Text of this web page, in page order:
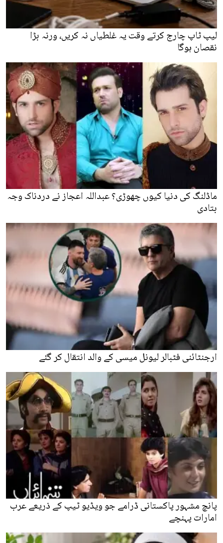
لیپ ٹاپ چارج کرتے وقت یہ غلطیاں نہ کریں، ورنہ بڑا
نقصان ہوگا
ماڈلنگ کی دنیا کیوں چھوڑی؟ عبداللہ اعجاز نے دردناک وجہ
بتادی
ارجنٹائنی فٹبالر لیونل میسی کے والد انتقال کر گئے
پانچ مشہور پاکستانی ڈرامے جو ویڈیو ٹیپ کے ذریعے عرب
امارات پہنچے